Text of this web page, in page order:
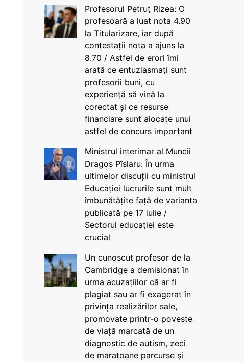
Profesorul Petruț Rizea: O
profesoară a luat nota 4.90
la Titularizare, iar după
contestații nota a ajuns la
8.70 / Astfel de erori îmi
arată ce entuziasmați sunt
profesorii buni, cu
experiență să vină la
corectat și ce resurse
financiare sunt alocate unui
astfel de concurs important
Ministrul interimar al Muncii
Dragos Pîslaru: În urma
ultimelor discuții cu ministrul
Educației lucrurile sunt mult
îmbunătățite față de varianta
publicată pe 17 iulie /
Sectorul educației este
crucial
Un cunoscut profesor de la
Cambridge a demisionat în
urma acuzațiilor că ar fi
plagiat sau ar fi exagerat în
privința realizărilor sale,
promovate printr-o poveste
de viață marcată de un
diagnostic de autism, zeci
de maratoane parcurse și